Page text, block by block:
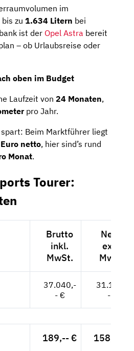
im
zu 1.634 Litern bei
ist der Opel Astra bereit
– ob Urlaubsreise oder
oben im Budget
Laufzeit von 24 Monaten,
pro Jahr.
Beim Marktführer liegt
netto, hier sind’s rund
Monat.
Tourer:
Brutto
inkl.
MwSt.
Netto
exkl.
MwSt.
37.040,-
- €
31.126,-
- €
189,-- € 158,82 €